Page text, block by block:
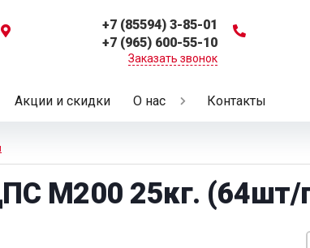
+7 (85594) 3-85-01
+7 (965) 600-55-10
Заказать звонок
Акции и скидки О нас Контакты
М200 25кг. (64шт/